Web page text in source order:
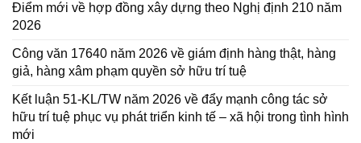
Điểm mới về hợp đồng xây dựng theo Nghị định 210 năm
2026
Công văn 17640 năm 2026 về giám định hàng thật, hàng
giả, hàng xâm phạm quyền sở hữu trí tuệ
Kết luận 51-KL/TW năm 2026 về đẩy mạnh công tác sở
hữu trí tuệ phục vụ phát triển kinh tế – xã hội trong tình hình
mới